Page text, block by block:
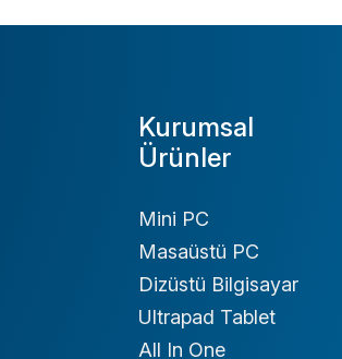
Kurumsal
Ürünler
Mini PC
Masaüstü PC
Dizüstü Bilgisayar
Ultrapad Tablet
All In One